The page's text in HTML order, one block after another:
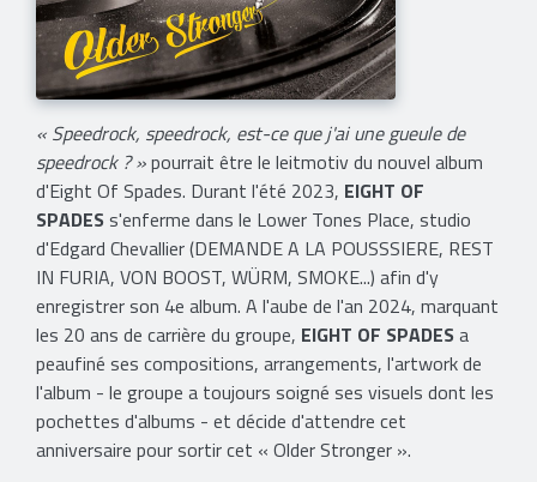
« Speedrock, speedrock, est-ce que j'ai une gueule de
speedrock ? »pourrait être le leitmotiv du nouvel album
d'Eight Of Spades. Durant l'été 2023, EIGHT OF
SPADESs'enferme dans le Lower Tones Place, studio
d'Edgard Chevallier (DEMANDE A LA POUSSSIERE, REST
IN FURIA, VON BOOST, WÜRM, SMOKE...) afin d'y
enregistrer son 4e album. A l'aube de l'an 2024, marquant
les 20 ans de carrière du groupe, EIGHT OF SPADESa
peaufiné ses compositions, arrangements, l'artwork de
l'album - le groupe a toujours soigné ses visuels dont les
pochettes d'albums - et décide d'attendre cet
anniversaire pour sortir cet « Older Stronger ».